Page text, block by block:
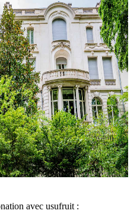
avec usufruit :